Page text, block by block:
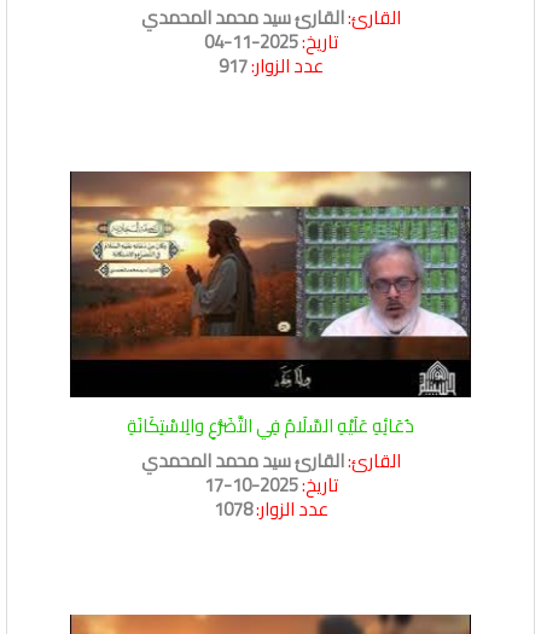
القارئ:القارئ سيد محمد المحمدي
تاريخ:2025-11-04
عدد الزوار:917
دُعَائِهِ عَلَيْهِ السَّلَامُ فِي التَّضَرُّعِ والِاسْتِكَانَةِ
القارئ:القارئ سيد محمد المحمدي
تاريخ:2025-10-17
عدد الزوار:1078